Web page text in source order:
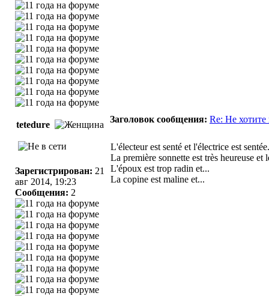
tetedure
Заголовок сообщения: Re: Не
Зарегистрирован: 21
авг 2014, 19:23
Сообщения: 2
L'électeur est senté et l'électrice est sentée.
La première sonnette est très heureuse et
L'époux est trop radin et...
La copine est maline et...